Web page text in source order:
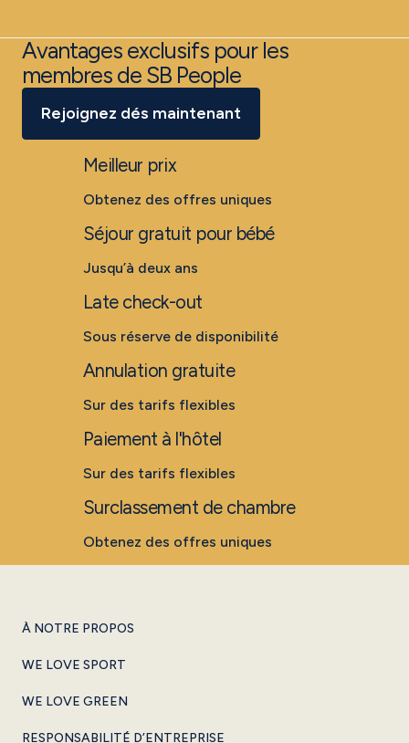
Avantages exclusifs pour les
membres de SB People
Rejoignez dés maintenant
Meilleur prix
Obtenez des offres uniques
Séjour gratuit pour bébé
Jusqu’à deux ans
Late check-out
Sous réserve de disponibilité
Annulation gratuite
Sur des tarifs flexibles
Paiement à l'hôtel
Sur des tarifs flexibles
Surclassement de chambre
Obtenez des offres uniques
À NOTRE PROPOS
WE LOVE SPORT
WE LOVE GREEN
RESPONSABILITÉ D’ENTREPRISE